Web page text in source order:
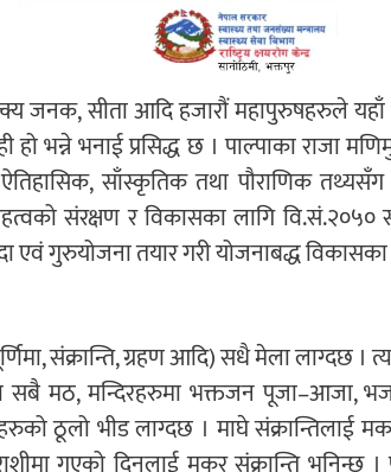
जनक, सीता आदि हजारौं महापुरुषहरुले
हो भन्ने भनाई प्रसिद्ध छ । पाल्पाका राजा
साँस्कृतिक तथा पौराणिक
संरक्षण र विकासका लागि वि.सं.२०५०
एवं गुरुयोजना तयार गरी योजनाबद्ध
संक्रान्ति, ग्रहण आदि) सधै मेला लाग्दछ ।
सबै मठ, मन्दिरहरुमा भक्तजन पूजा–आजा,
ठूलो भीड लाग्दछ । माघे संक्रान्तिलाई